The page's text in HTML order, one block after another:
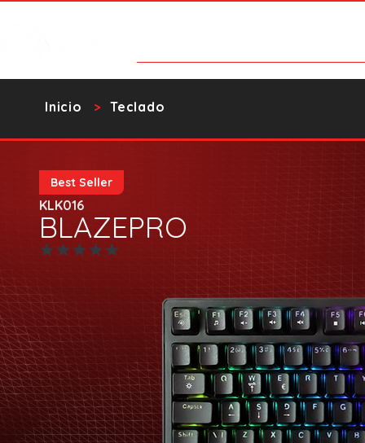
>
​Inicio Teclado
BLAZEPRO
Aún no hay calificaciones
KLK016
Best Seller